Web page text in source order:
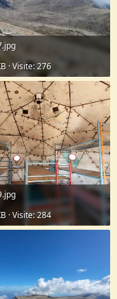
· Visite: 276
· Visite: 284